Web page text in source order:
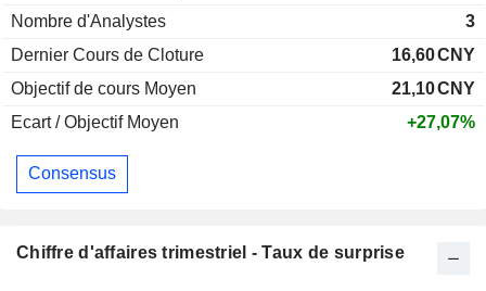
Nombre d'Analystes
3
Dernier Cours de Cloture
16,60CNY
Objectif de cours Moyen
21,10CNY
Ecart / Objectif Moyen
+27,07%
Consensus
Chiffre d'affaires trimestriel - Taux de surprise